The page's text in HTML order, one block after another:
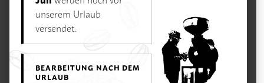
Unsere Vorteile
Rufen Sie uns an:
Öffnungszeiten
Di–Fr 11–18 Uhr | Sa 10–16 Uhr | Mo Ruhetag
unserem Urlaub
versendet.
BEARBEITUNG NACH DEM
URLAUB